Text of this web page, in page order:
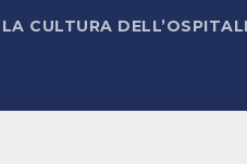
LA CULTURA